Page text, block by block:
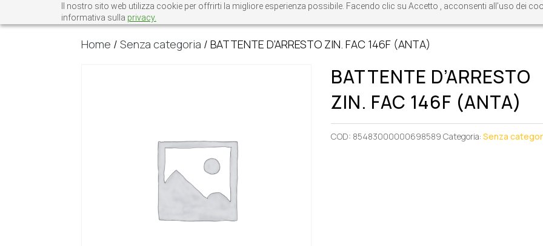
Il nostro sito web utilizza cookie per offrirti la migliore esperienza possibile. Facendo clic su Accetto , acconsenti all’uso dei
informativa sulla privacy.
Home /Senza categoria / BATTENTE D’ARRESTO ZIN. FAC 146F (ANTA)
BATTENTE D’ARRESTO
ZIN. FAC 146F (ANTA)
COD: 85483000000698589 Categoria:Senza